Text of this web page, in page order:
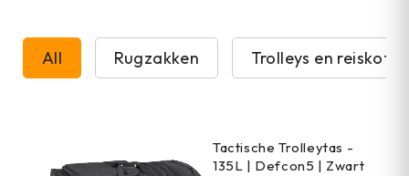
All Rugzakken Trolleys en
Tactische Trolleytas -
135L | Defcon5 | Zwart